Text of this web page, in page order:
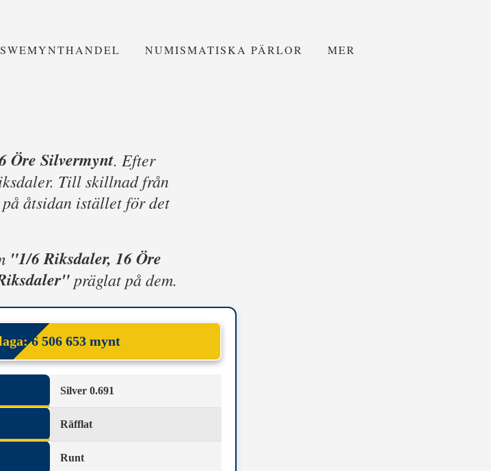
SWEMYNTHANDEL NUMISMATISKA PÄRLOR MER
Öre Silvermynt. Efter
Till skillnad från
åtsidan istället för det
"1/6 Riksdaler, 16 Öre
präglat på dem.
6 506 653 mynt
Silver 0.691
Räfflat
Runt